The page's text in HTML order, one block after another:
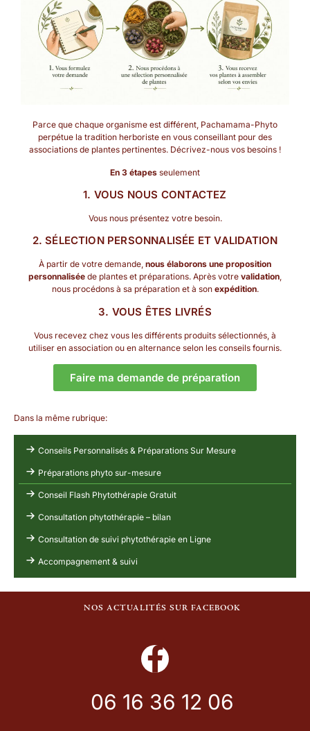
Parce que chaque organisme est différent, Pachamama-Phyto
perpétue la tradition herboriste en vous conseillant pour des
associations de plantes pertinentes. Décrivez-nous vos besoins !
En 3 étapes seulement
1. VOUS NOUS CONTACTEZ
Vous nous présentez votre besoin.
2. SÉLECTION PERSONNALISÉE ET VALIDATION
À partir de votre demande, nous élaborons une proposition
personnalisée de plantes et préparations. Après votre validation,
nous procédons à sa préparation et à son expédition.
3. VOUS ÊTES LIVRÉS
Vous recevez chez vous les différents produits sélectionnés, à
utiliser en association ou en alternance selon les conseils fournis.
Faire ma demande de préparation
Dans la même rubrique:
Conseils Personnalisés & Préparations Sur Mesure
Préparations phyto sur-mesure
Conseil Flash Phytothérapie Gratuit
Consultation phytothérapie – bilan
Consultation de suivi phytothérapie en Ligne
Accompagnement & suivi
NOS ACTUALITÉS SUR FACEBOOK
06 16 36 12 06